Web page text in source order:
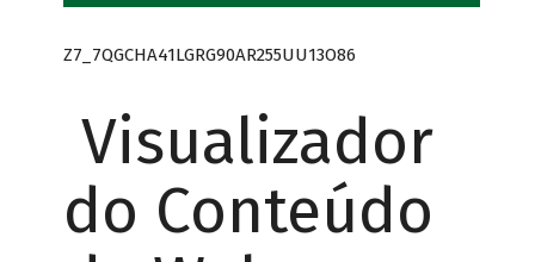
Z7_7QGCHA41LGRG90AR255UU13O86
Visualizador
do Conteúdo